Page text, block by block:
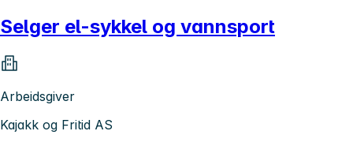
Selger el-sykkel og vannsport
Arbeidsgiver
Kajakk og Fritid AS